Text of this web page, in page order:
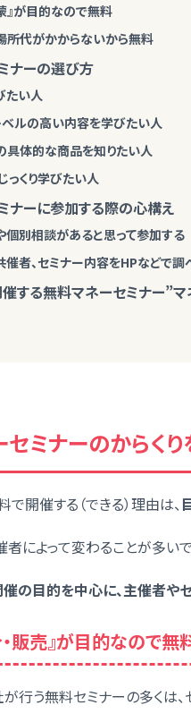
』が目的なので無料
所代がかからないから無料
ナーの選び方
たい人
ベルの高い内容を学びたい人
具体的な商品を知りたい人
っくり学びたい人
ナーに参加する際の心構え
個別相談があると思って参加する
催者、セミナー内容をHPなどで調
する無料マネーセミナー”
セミナーのからくり
開催する（できる）理由は、
によって変わることが多いで
の目的を中心に、主催者や
販売』が目的なので無
行う無料セミナーの多くは、